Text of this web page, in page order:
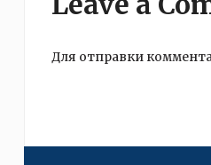
Для отправки